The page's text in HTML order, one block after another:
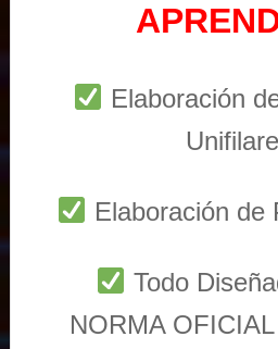
Elaboración
Elaboración de
Todo
NORMA